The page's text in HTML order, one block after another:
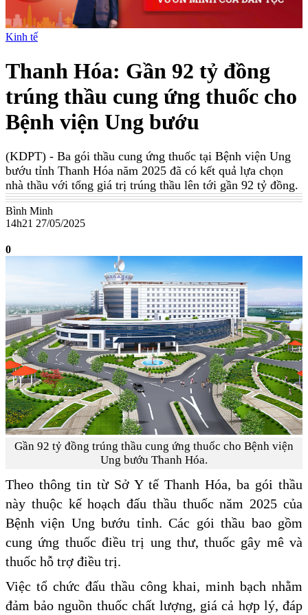
Kinh tế
Thanh Hóa: Gần 92 tỷ đồng
trúng thầu cung ứng thuốc cho
Bệnh viện Ung bướu
(KDPT) - Ba gói thầu cung ứng thuốc tại Bệnh viện Ung
bướu tỉnh Thanh Hóa năm 2025 đã có kết quả lựa chọn
nhà thầu với tổng giá trị trúng thầu lên tới gần 92 tỷ đồng.
Bình Minh
14h21 27/05/2025
0
Gần 92 tỷ đồng trúng thầu cung ứng thuốc cho Bệnh viện
Ung bướu Thanh Hóa.
Theo thông tin từ Sở Y tế Thanh Hóa, ba gói thầu
này thuộc kế hoạch đấu thầu thuốc năm 2025 của
Bệnh viện Ung bướu tỉnh. Các gói thầu bao gồm
cung ứng thuốc điều trị ung thư, thuốc gây mê và
thuốc hỗ trợ điều trị.
Việc tổ chức đấu thầu công khai, minh bạch nhằm
đảm bảo nguồn thuốc chất lượng, giá cả hợp lý, đáp